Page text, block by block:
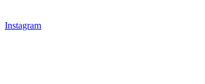
Instagram